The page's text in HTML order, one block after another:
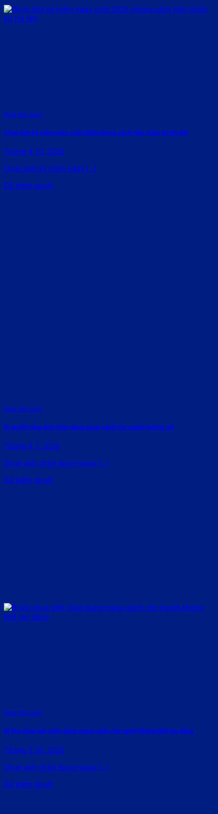
Rate this post
Chụp ảnh kỷ niệm ngày cưới 2026 phong cách Hàn Quốc tại Hà Nội
Tháng 4 10, 2026
Chụp ảnh kỷ niệm ngày [...]
Đã kiểm duyệt
Rate this post
Bí quyết chụp ảnh chân dung ngoại cảnh cho người hướng nội
Tháng 4 7, 2026
Chụp ảnh chân dung ngoại [...]
Đã kiểm duyệt
Rate this post
Bí kíp chụp ảnh chân dung ngoại cảnh cho người không biết tạo dáng
Tháng 3 30, 2026
Chụp ảnh chân dung ngoại [...]
Đã kiểm duyệt